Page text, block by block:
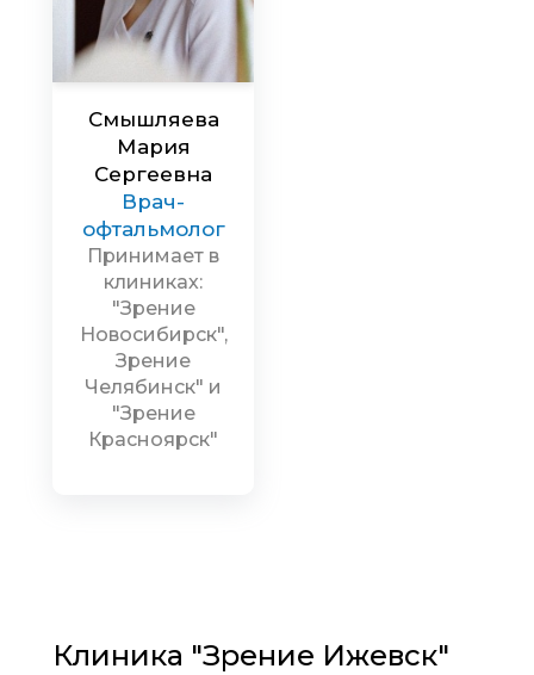
Смышляева
Мария
Сергеевна
Врач-
офтальмолог
Принимает в
клиниках:
"Зрение
Новосибирск",
Зрение
Челябинск" и
"Зрение
Красноярск"
Клиника "Зрение Ижевск"